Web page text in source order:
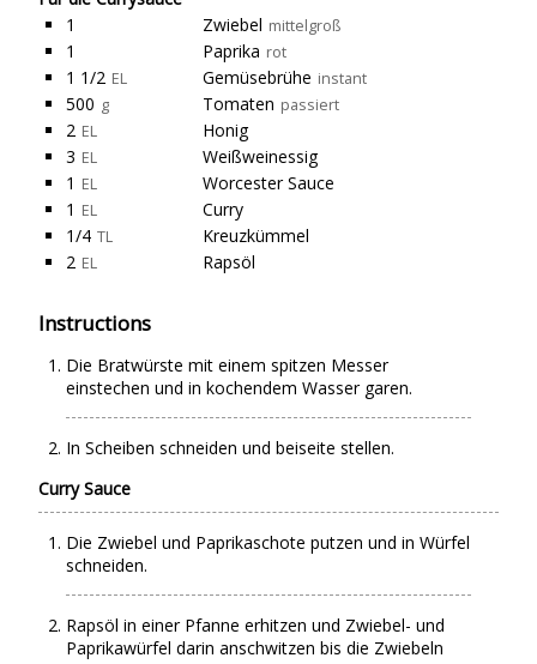
1
Zwiebel mittelgroß
1 Paprika rot
1 1/2 EL Gemüsebrühe instant
500 g Tomaten passiert
2 EL
Honig
3 EL
Weißweinessig
1 EL
Worcester Sauce
1 EL
Curry
1/4 TL
Kreuzkümmel
2 EL Rapsöl
Instructions
Die Bratwürste mit einem spitzen Messer
einstechen und in kochendem Wasser garen.
In Scheiben schneiden und beiseite stellen.
Curry Sauce
Die Zwiebel und Paprikaschote putzen und in Würfel
schneiden.
Rapsöl in einer Pfanne erhitzen und Zwiebel- und
Paprikawürfel darin anschwitzen bis die Zwiebeln